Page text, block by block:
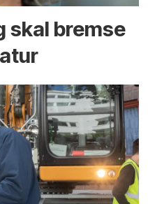
skal bremse